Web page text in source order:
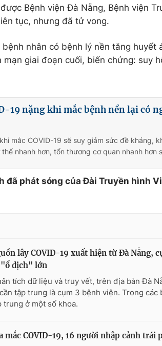
Bệnh viện Đà Nẵng, Bệnh viện
tục, nhưng đã tử vong.
nhân có bệnh lý nền tăng huyết
giai đoạn cuối, biến chứng: suy
19 nặng khi mắc bệnh nền lại có
mắc COVID-19 sẽ suy giảm sức đề kháng,
nhanh hơn, tổn thương cơ quan nhanh hơn
đã phát sóng của Đài Truyền hình
lây COVID-19 xuất hiện từ Đà Nẵng,
"ổ dịch" lớn
tích dữ liệu và truy vết, trên địa bàn Đà
tập trung là cụm 3 bệnh viện. Trong các
trung ở một số khoa.
mắc COVID-19, 16 người nhập cảnh trái